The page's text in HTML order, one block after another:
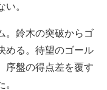
。
。鈴木の突破からゴ
める。待望のゴール
序盤の得点差を覆す